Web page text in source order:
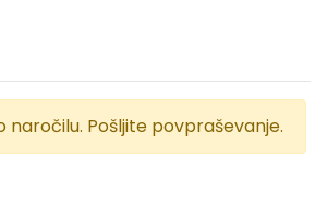
naročilu. Pošljite povpraševanje.